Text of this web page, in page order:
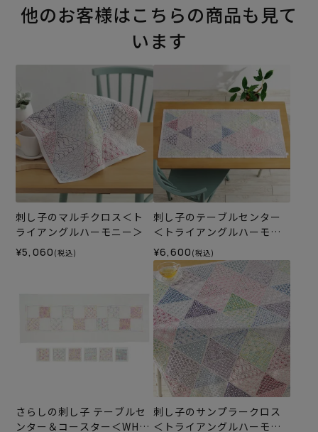
他のお客様はこちらの商品も見て
います
刺し子のマルチクロス＜ト
ライアングルハーモニー＞
¥5,060 (税込)
刺し子のテーブルセンター
＜トライアングルハーモニ
ー＞
¥6,600 (税込)
さらしの刺し子 テーブルセ
ンター＆コースター＜WH1
刺し子のサンプラークロス
＜トライアングルハーモニ